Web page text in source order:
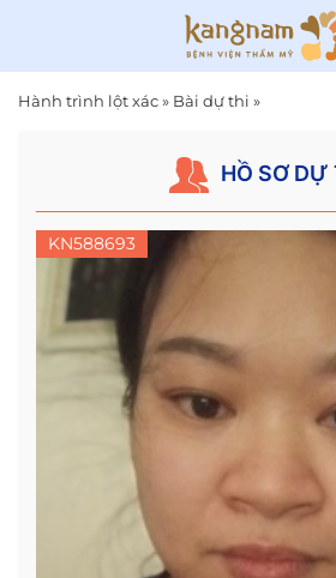
Hành trình lột xác» Bài dự thi »
HỒ SƠ DỰ
KN588693